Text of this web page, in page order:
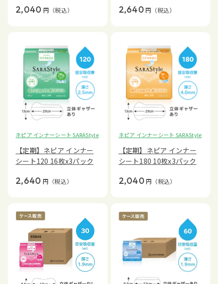
2,040 円 （税込） 2,640 円 （税込）
ネピア インナーシート SARAStyle
【定期】ネピア インナー
シート120 16枚x3パック
2,640 円 （税込）
ネピア インナーシート SARAStyle
【定期】ネピア インナー
シート180 10枚x3パック
2,040 円 （税込）